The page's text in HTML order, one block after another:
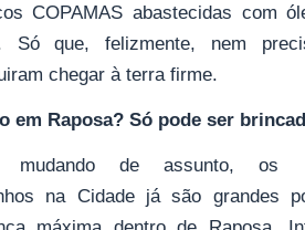
COPAMAS abastecidas com
Só que, felizmente, nem
chegar à terra firme.
em Raposa? Só pode ser
mudando de assunto, os
na Cidade já são grandes